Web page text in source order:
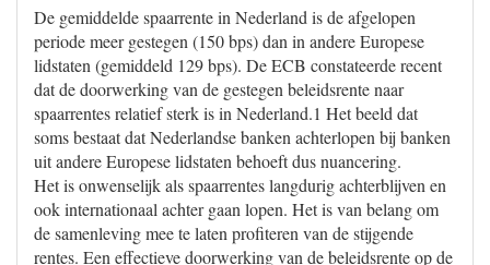
De gemiddelde spaarrente in Nederland is de afgelopen
periode meer gestegen (150 bps) dan in andere Europese
lidstaten (gemiddeld 129 bps). De ECB constateerde recent
dat de doorwerking van de gestegen beleidsrente naar
spaarrentes relatief sterk is in Nederland.1 Het beeld dat
soms bestaat dat Nederlandse banken achterlopen bij banken
uit andere Europese lidstaten behoeft dus nuancering.
Het is onwenselijk als spaarrentes langdurig achterblijven en
ook internationaal achter gaan lopen. Het is van belang om
de samenleving mee te laten profiteren van de stijgende
rentes. Een effectieve doorwerking van de beleidsrente op de